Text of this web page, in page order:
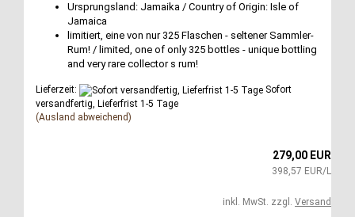
Ursprungsland: Jamaika / Country of Origin: Isle of
Jamaica
limitiert, eine von nur 325 Flaschen - seltener Sammler-
Rum! / limited, one of only 325 bottles - unique bottling
and very rare collector s rum!
Lieferzeit:
Sofort
versandfertig, Lieferfrist 1-5 Tage
(Ausland abweichend)
279,00 EUR
398,57 EUR/L
inkl. MwSt. zzgl. Versand